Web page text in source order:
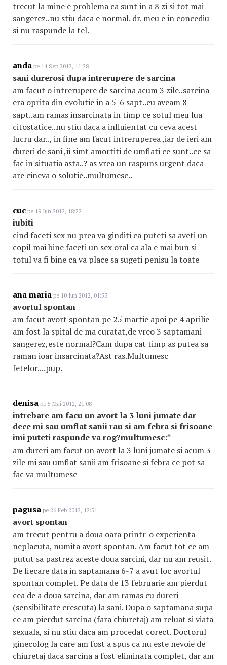
trecut la mine e problema ca sunt in a 8 zi si tot mai
sangerez..nu stiu daca e normal. dr. meu e in concediu
si nu raspunde la tel.
anda pe 14 Sep 2012, 11:28
sani durerosi dupa intrerupere de sarcina
am facut o intrerupere de sarcina acum 3 zile..sarcina
era oprita din evolutie in a 5-6 sapt..eu aveam 8
sapt..am ramas insarcinata in timp ce sotul meu lua
citostatice..nu stiu daca a influientat cu ceva acest
lucru dar.., in fine am facut intreruperea ,iar de ieri am
dureri de sani ,ii simt amortiti de umflati ce sunt..ce sa
fac in situatia asta..? as vrea un raspuns urgent daca
are cineva o solutie..multumesc..
cuc pe 19 Iun 2012, 18:22
iubiti
cind faceti sex nu prea va ginditi ca puteti sa aveti un
copil mai bine faceti un sex oral ca ala e mai bun si
totul va fi bine ca va place sa sugeti penisu la toate
ana maria pe 10 Iun 2012, 01:53
avortul spontan
am facut avort spontan pe 25 martie apoi pe 4 aprilie
am fost la spital de ma curatat,de vreo 3 saptamani
sangerez,este normal?Cam dupa cat timp as putea sa
raman ioar insarcinata?Ast ras.Multumesc
fetelor....pup.
denisa pe 5 Mai 2012, 21:08
intrebare am facu un avort la 3 luni jumate dar
dece mi sau umflat sanii rau si am febra si frisoane
imi puteti raspunde va rog?multumesc:*
am dureri am facut un avort la 3 luni jumate si acum 3
zile mi sau umflat sanii am frisoane si febra ce pot sa
fac va multumesc
pagusa pe 26 Feb 2012, 12:51
avort spontan
am trecut pentru a doua oara printr-o experienta
neplacuta, numita avort spontan. Am facut tot ce am
putut sa pastrez aceste doua sarcini, dar nu am reusit.
De fiecare data in saptamana 6-7 a avut loc avortul
spontan complet. Pe data de 13 februarie am pierdut
cea de a doua sarcina, dar am ramas cu dureri
(sensibilitate crescuta) la sani. Dupa o saptamana supa
ce am pierdut sarcina (fara chiuretaj) am reluat si viata
sexuala, si nu stiu daca am procedat corect. Doctorul
ginecolog la care am fost a spus ca nu este nevoie de
chiuretaj daca sarcina a fost eliminata complet, dar am